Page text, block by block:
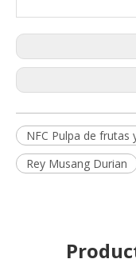
NFC Pulpa de frutas
Rey Musang Durian